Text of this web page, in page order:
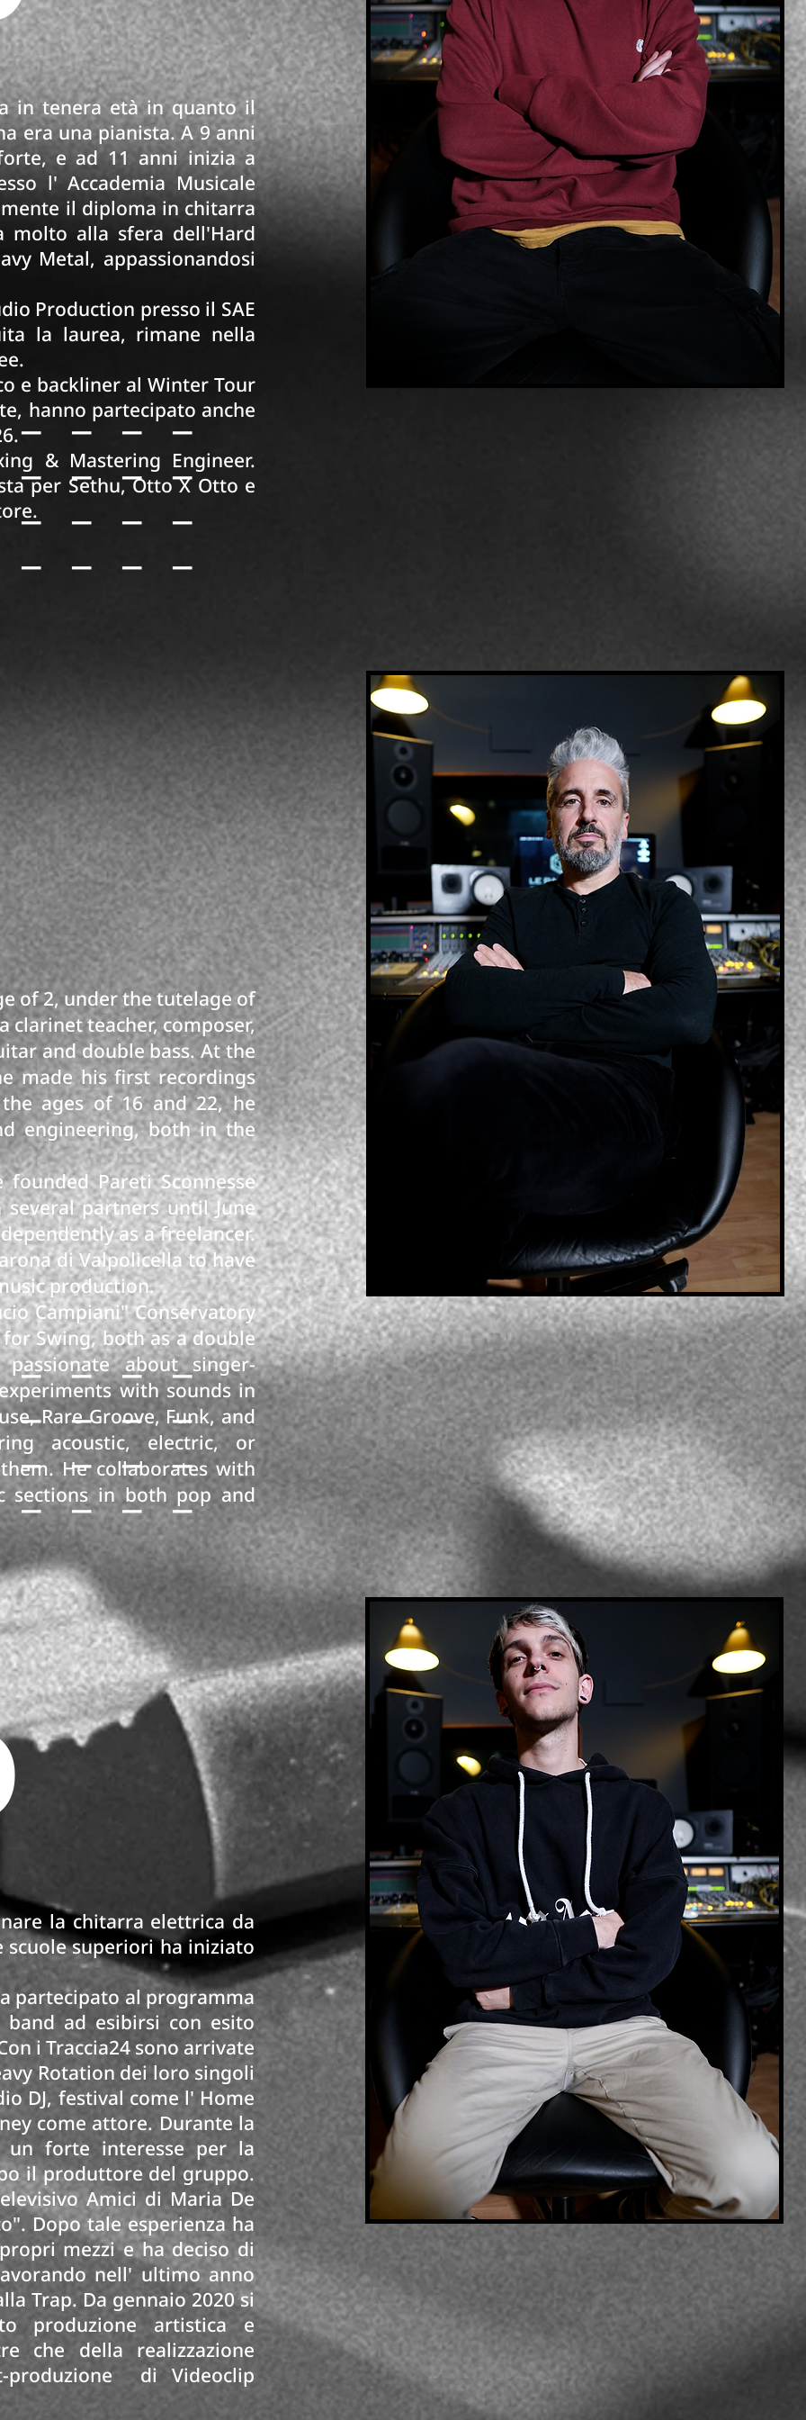
in tenera età in quanto il
era una pianista. A 9 anni
e ad 11 anni inizia a
l' Accademia Musicale
il diploma in chitarra
molto alla sfera dell'Hard
Metal, appassionandosi
Production presso il SAE
la laurea, rimane nella
e backliner al Winter Tour
hanno partecipato anche
& Mastering Engineer.
per Sethu, Otto X Otto e
of 2, under the tutelage of
clarinet teacher, composer,
and double bass. At the
made his first recordings
ages of 16 and 22, he
engineering, both in the
Pareti Sconnesse
partners until June
as a freelancer.
di Valpolicella to have
production.
Campiani" Conservatory
Swing, both as a double
about singer-
with sounds in
Rare Groove, Funk, and
acoustic, electric, or
He collaborates with
sections in both pop and
la chitarra elettrica da
superiori ha iniziato
partecipato al programma
band ad esibirsi con esito
i Traccia24 sono arrivate
Rotation dei loro singoli
DJ, festival come l' Home
come attore. Durante la
un forte interesse per la
il produttore del gruppo.
Amici di Maria De
Dopo tale esperienza ha
mezzi e ha deciso di
nell' ultimo anno
Trap. Da gennaio 2020 si
produzione artistica e
che della realizzazione
produzione di Videoclip